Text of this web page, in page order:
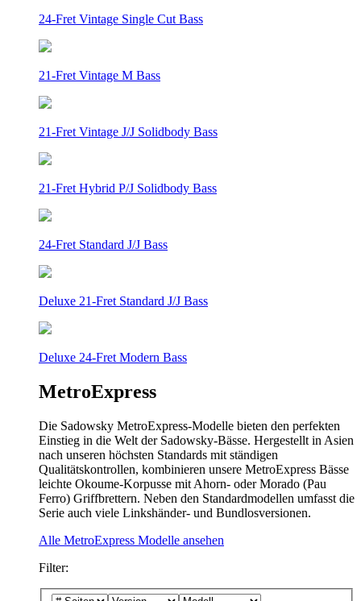
24-Fret Vintage Single Cut Bass
21-Fret Vintage M Bass
21-Fret Vintage J/J Solidbody Bass
21-Fret Hybrid P/J Solidbody Bass
24-Fret Standard J/J Bass
Deluxe 21-Fret Standard J/J Bass
Deluxe 24-Fret Modern Bass
MetroExpress
Die Sadowsky MetroExpress-Modelle bieten den perfekten
Einstieg in die Welt der Sadowsky-Bässe. Hergestellt in Asien
nach unseren höchsten Standards mit ständigen
Qualitätskontrollen, kombinieren unsere MetroExpress Bässe
leichte Okoume-Korpusse mit Ahorn- oder Morado (Pau
Ferro) Griffbrettern. Neben den Standardmodellen umfasst die
Serie auch viele Linkshänder- und Bundlosversionen.
Alle MetroExpress Modelle ansehen
Filter: